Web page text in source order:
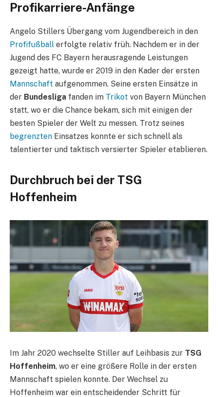
Profikarriere-Anfänge
Angelo Stillers Übergang vom Jugendbereich in den
Profifußball erfolgte relativ früh. Nachdem er in der
Jugend des FC Bayern herausragende Leistungen
gezeigt hatte, wurde er 2019 in den Kader der ersten
Mannschaft aufgenommen. Seine ersten Einsätze in
der Bundesliga fanden im Trikot von Bayern München
statt, wo er die Chance bekam, sich mit einigen der
besten Spieler der Welt zu messen. Trotz seines
begrenzten Einsatzes konnte er sich schnell als
talentierter und taktisch versierter Spieler etablieren.
Durchbruch bei der TSG
Hoffenheim
Im Jahr 2020 wechselte Stiller auf Leihbasis zur TSG
Hoffenheim, wo er eine größere Rolle in der ersten
Mannschaft spielen konnte. Der Wechsel zu
Hoffenheim war ein entscheidender Schritt für